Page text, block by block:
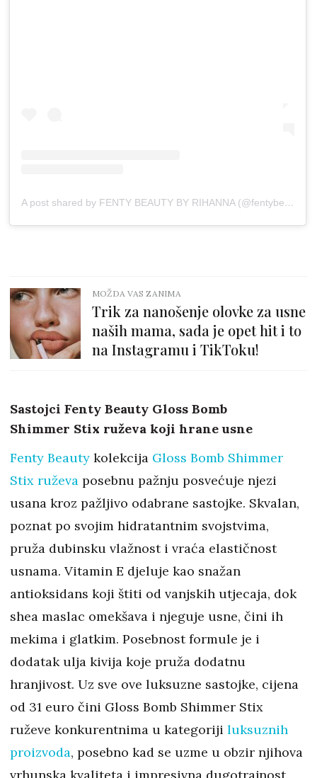
A post shared by FENTY BEAUTY BY RIHANNA (@fentybeauty)
MOŽDA VAS ZANIMA
Trik za nanošenje olovke za usne
naših mama, sada je opet hit i to
na Instagramu i TikToku!
Sastojci Fenty Beauty Gloss Bomb
Shimmer Stix ruževa koji hrane usne
Fenty Beauty kolekcija Gloss Bomb Shimmer
Stix ruževa posebnu pažnju posvećuje njezi
usana kroz pažljivo odabrane sastojke. Skvalan,
poznat po svojim hidratantnim svojstvima,
pruža dubinsku vlažnost i vraća elastičnost
usnama. Vitamin E djeluje kao snažan
antioksidans koji štiti od vanjskih utjecaja, dok
shea maslac omekšava i njeguje usne, čini ih
mekima i glatkim. Posebnost formule je i
dodatak ulja kivija koje pruža dodatnu
hranjivost. Uz sve ove luksuzne sastojke, cijena
od 31 euro čini Gloss Bomb Shimmer Stix
ruževe konkurentnima u kategoriji luksuznih
proizvoda, posebno kad se uzme u obzir njihova